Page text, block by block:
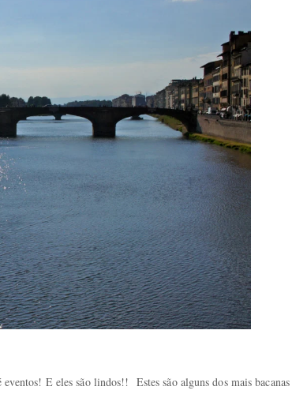
E eles são lindos!! Estes são alguns dos mais bacanas